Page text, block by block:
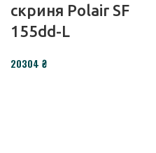
скриня Polair SF
155dd-L
20304 ₴